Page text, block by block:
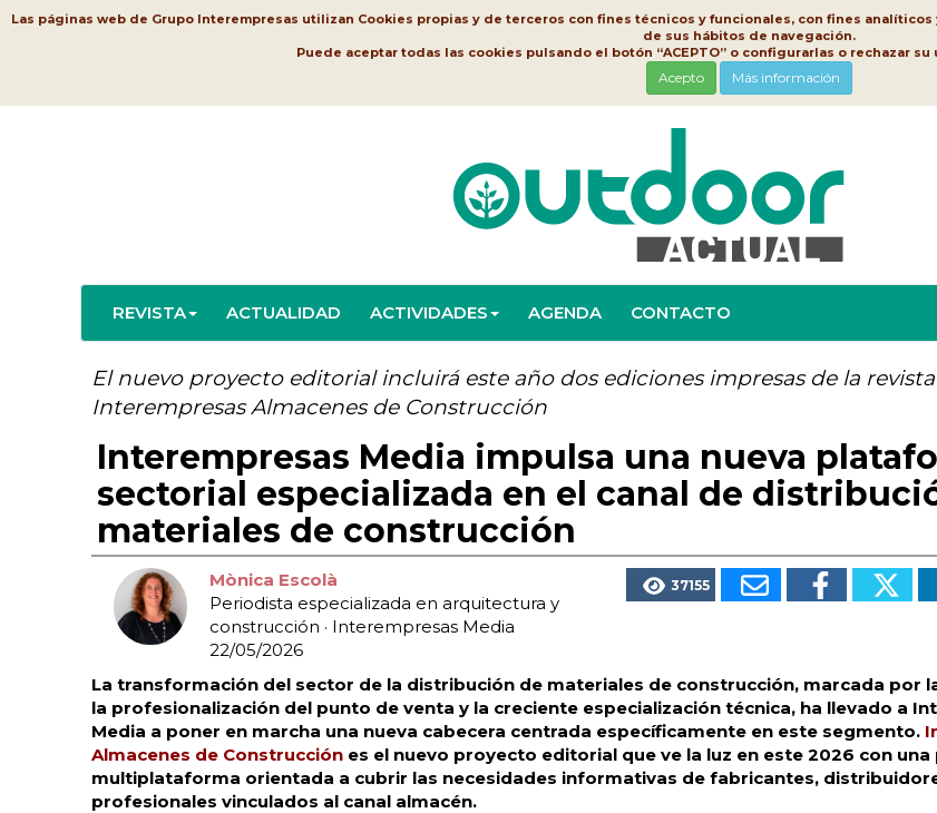
Las páginas web de Grupo Interempresas utilizan Cookies propias y de terceros con fines técnicos y funcionales, con fines
de sus hábitos de navegación.
Puede aceptar todas las cookies pulsando el botón “ACEPTO” o configurarlas o rechazar su
Acepto Más información
REVISTA ACTUALIDAD ACTIVIDADES AGENDA CONTACTO
El nuevo proyecto editorial incluirá este año dos ediciones impresas de la revista
Interempresas Almacenes de Construcción
Interempresas Media impulsa una nueva
sectorial especializada en el canal de
materiales de construcción
Mònica Escolà
Periodista especializada en arquitectura y
construcción · Interempresas Media
22/05/2026
37155
La transformación del sector de la distribución de materiales de construcción, marcada por
la profesionalización del punto de venta y la creciente especialización técnica, ha llevado a
Media a poner en marcha una nueva cabecera centrada específicamente en este segmento.
Almacenes de Construcción es el nuevo proyecto editorial que ve la luz en este 2026 con
multiplataforma orientada a cubrir las necesidades informativas de fabricantes,
profesionales vinculados al canal almacén.